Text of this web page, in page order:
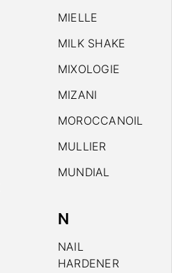
MIELLE
MILK SHAKE
MIXOLOGIE
MIZANI
MOROCCANOIL
MULLIER
MUNDIAL
N
NAIL
HARDENER